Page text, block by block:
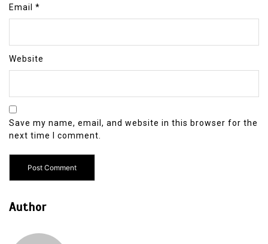
Email *
Website
Save my name, email, and website in this browser for the
next time I comment.
Author